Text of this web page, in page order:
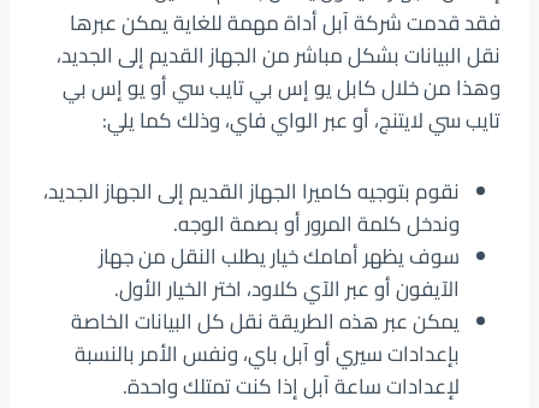
فقد قدمت شركة آبل أداة مهمة للغاية يمكن عبرها
نقل البيانات بشكل مباشر من الجهاز القديم إلى الجديد،
وهذا من خلال كابل يو إس بي تايب سي أو يو إس بي
تايب سي لايتنج، أو عبر الواي فاي، وذلك كما يلي:
نقوم بتوجيه كاميرا الجهاز القديم إلى الجهاز الجديد،
وندخل كلمة المرور أو بصمة الوجه.
سوف يظهر أمامك خيار يطلب النقل من جهاز
الآيفون أو عبر الآي كلاود، اختر الخيار الأول.
يمكن عبر هذه الطريقة نقل كل البيانات الخاصة
بإعدادات سيري أو آبل باي، ونفس الأمر بالنسبة
لإعدادات ساعة آبل إذا كنت تمتلك واحدة.